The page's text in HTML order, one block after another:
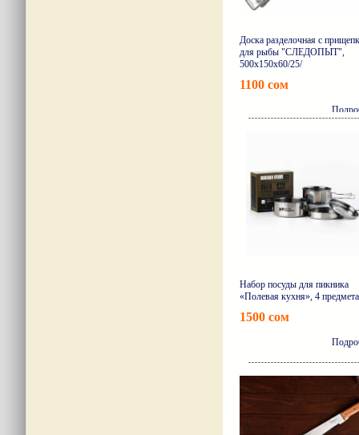
Доска разделочная с
для рыбы "СЛЕДОПЫТ",
500х150х60/25/
1100 сом
Набор посуды для пикника
«Полевая кухня», 4 предмета
1500 сом